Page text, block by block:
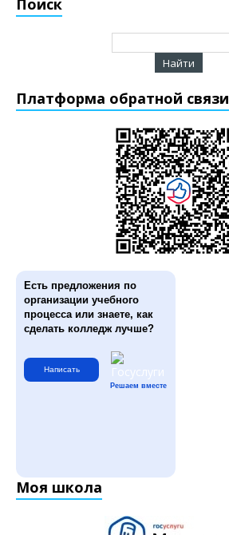
Поиск
Платформа обратной связи
Есть предложения по
организации учебного
процесса или знаете, как
сделать колледж лучше?
Написать
Решаем вместе
Моя школа